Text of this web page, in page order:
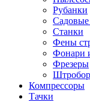
Рубанки
Станки
Фены
Фонари
Фрезеры
Компрессоры
Тачки